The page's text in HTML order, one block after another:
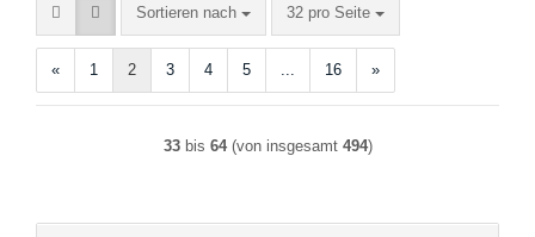
Sortieren nach
Sortieren nach 32 pro Seite
pro Seite
« 1 2 3 4 5 ... 16 »
33bis 64(von insgesamt 494)